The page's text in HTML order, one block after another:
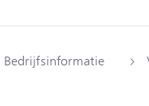
Bedrijfsinformatie